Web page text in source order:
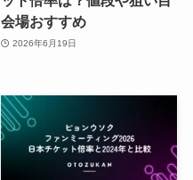
会場おすすめ
2026年6月19日